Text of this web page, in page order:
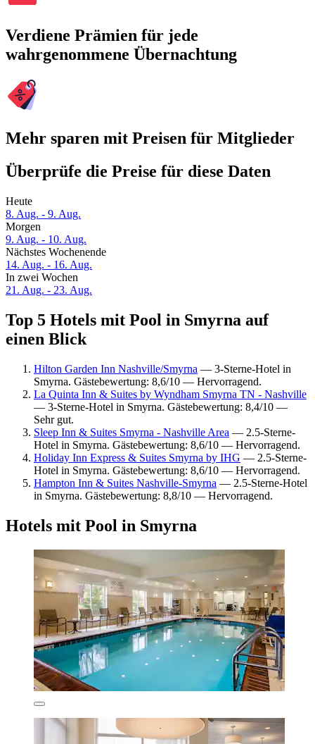
Verdiene Prämien für jede
wahrgenommene Übernachtung
Mehr sparen mit Preisen für Mitglieder
Überprüfe die Preise für diese Daten
Heute
8. Aug. - 9. Aug.
Morgen
9. Aug. - 10. Aug.
Nächstes Wochenende
14. Aug. - 16. Aug.
In zwei Wochen
21. Aug. - 23. Aug.
Top 5 Hotels mit Pool in Smyrna auf
einen Blick
Hilton Garden Inn Nashville/Smyrna — 3-Sterne-Hotel in
Smyrna. Gästebewertung: 8,6/10 — Hervorragend.
La Quinta Inn & Suites by Wyndham Smyrna TN - Nashville
— 3-Sterne-Hotel in Smyrna. Gästebewertung: 8,4/10 —
Sehr gut.
Sleep Inn & Suites Smyrna - Nashville Area — 2.5-Sterne-
Hotel in Smyrna. Gästebewertung: 8,6/10 — Hervorragend.
Holiday Inn Express & Suites Smyrna by IHG — 2.5-Sterne-
Hotel in Smyrna. Gästebewertung: 8,6/10 — Hervorragend.
Hampton Inn & Suites Nashville-Smyrna — 2.5-Sterne-Hotel
in Smyrna. Gästebewertung: 8,8/10 — Hervorragend.
Hotels mit Pool in Smyrna